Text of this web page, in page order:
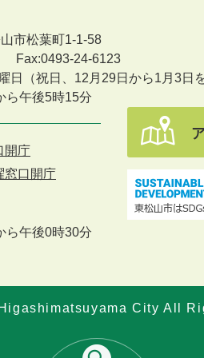
市松葉町1-1-58
Fax:0493-24-6123
日
（祝日、12月29日から1月3日
ら午後5時15分
開庁
窓口開庁
ら午後0時30分
City All